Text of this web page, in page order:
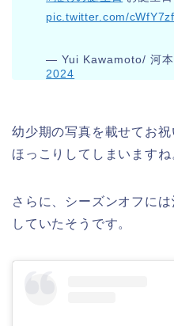
pic.twitter.com/
— Yui Kawamoto/ 河
2024
幼少期の写真を載せてお
ほっこりしてしまいますね
さらに、シーズンオフに
していたそうです。